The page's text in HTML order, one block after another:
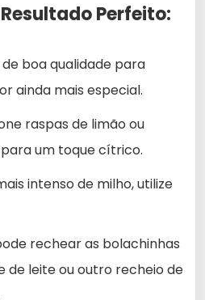
Perfeito:
boa qualidade para
ainda mais especial.
raspas de limão ou
um toque cítrico.
intenso de milho, utilize
rechear as bolachinhas
de leite ou outro recheio de